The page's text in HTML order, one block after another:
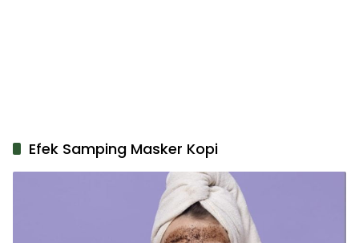
Efek Samping Masker Kopi